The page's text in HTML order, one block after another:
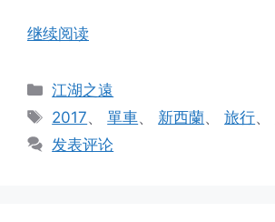
继续阅读
分
类
江湖之遠
标
签
2017、單車、 新西蘭、旅行、
发表评论